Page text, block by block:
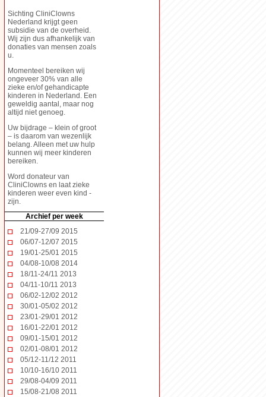
Sichting CliniClowns
Nederland krijgt geen
subsidie van de overheid.
Wij zijn dus afhankelijk van
donaties van mensen zoals
u.
Momenteel bereiken wij
ongeveer 30% van alle
zieke en/of gehandicapte
kinderen in Nederland. Een
geweldig aantal, maar nog
altijd niet genoeg.
Uw bijdrage – klein of groot
– is daarom van wezenlijk
belang. Alleen met uw hulp
kunnen wij meer kinderen
bereiken.
Word donateur van
CliniClowns en laat zieke
kinderen weer even kind -
zijn.
Archief per week
21/09-27/09 2015
06/07-12/07 2015
19/01-25/01 2015
04/08-10/08 2014
18/11-24/11 2013
04/11-10/11 2013
06/02-12/02 2012
30/01-05/02 2012
23/01-29/01 2012
16/01-22/01 2012
09/01-15/01 2012
02/01-08/01 2012
05/12-11/12 2011
10/10-16/10 2011
29/08-04/09 2011
15/08-21/08 2011